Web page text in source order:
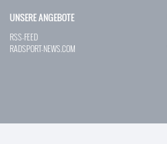
UNSERE ANGEBOTE
RSS-FEED
RADSPORT-NEWS.COM